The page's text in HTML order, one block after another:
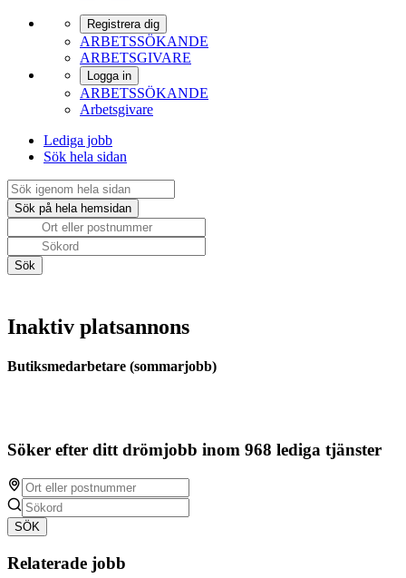
Registrera dig
ARBETSSÖKANDE
ARBETSGIVARE
Logga in
ARBETSSÖKANDE
Arbetsgivare
Lediga jobb
Sök hela sidan
Inaktiv platsannons
Butiksmedarbetare (sommarjobb)
Söker efter ditt drömjobb inom 968 lediga tjänster
SÖK
Relaterade jobb